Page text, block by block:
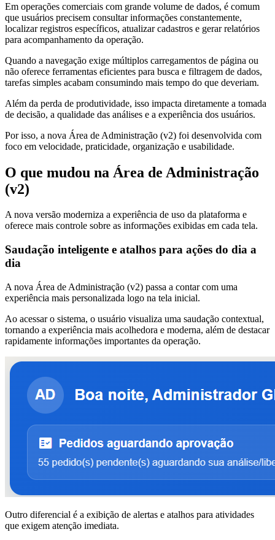
Em operações comerciais com grande volume de dados, é comum
que usuários precisem consultar informações constantemente,
localizar registros específicos, atualizar cadastros e gerar relatórios
para acompanhamento da operação.
Quando a navegação exige múltiplos carregamentos de página ou
não oferece ferramentas eficientes para busca e filtragem de dados,
tarefas simples acabam consumindo mais tempo do que deveriam.
Além da perda de produtividade, isso impacta diretamente a tomada
de decisão, a qualidade das análises e a experiência dos usuários.
Por isso, a nova Área de Administração (v2) foi desenvolvida com
foco em velocidade, praticidade, organização e usabilidade.
O que mudou na Área de Administração
(v2)
A nova versão moderniza a experiência de uso da plataforma e
oferece mais controle sobre as informações exibidas em cada tela.
Saudação inteligente e atalhos para ações do dia a
dia
A nova Área de Administração (v2) passa a contar com uma
experiência mais personalizada logo na tela inicial.
Ao acessar o sistema, o usuário visualiza uma saudação contextual,
tornando a experiência mais acolhedora e moderna, além de destacar
rapidamente informações importantes da operação.
Outro diferencial é a exibição de alertas e atalhos para atividades
que exigem atenção imediata.